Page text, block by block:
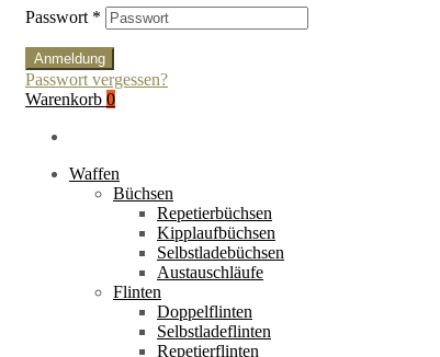
Passwort *
Anmeldung
Passwort vergessen?
Warenkorb 0
Waffen
Büchsen
Repetierbüchsen
Kipplaufbüchsen
Selbstladebüchsen
Austauschläufe
Flinten
Doppelflinten
Selbstladeflinten
Repetierflinten